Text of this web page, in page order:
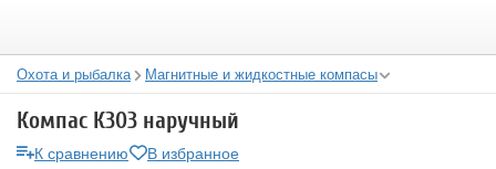
Охота и рыбалка Магнитные и жидкостные компасы
Компас К303 наручный
К сравнению
В избранное